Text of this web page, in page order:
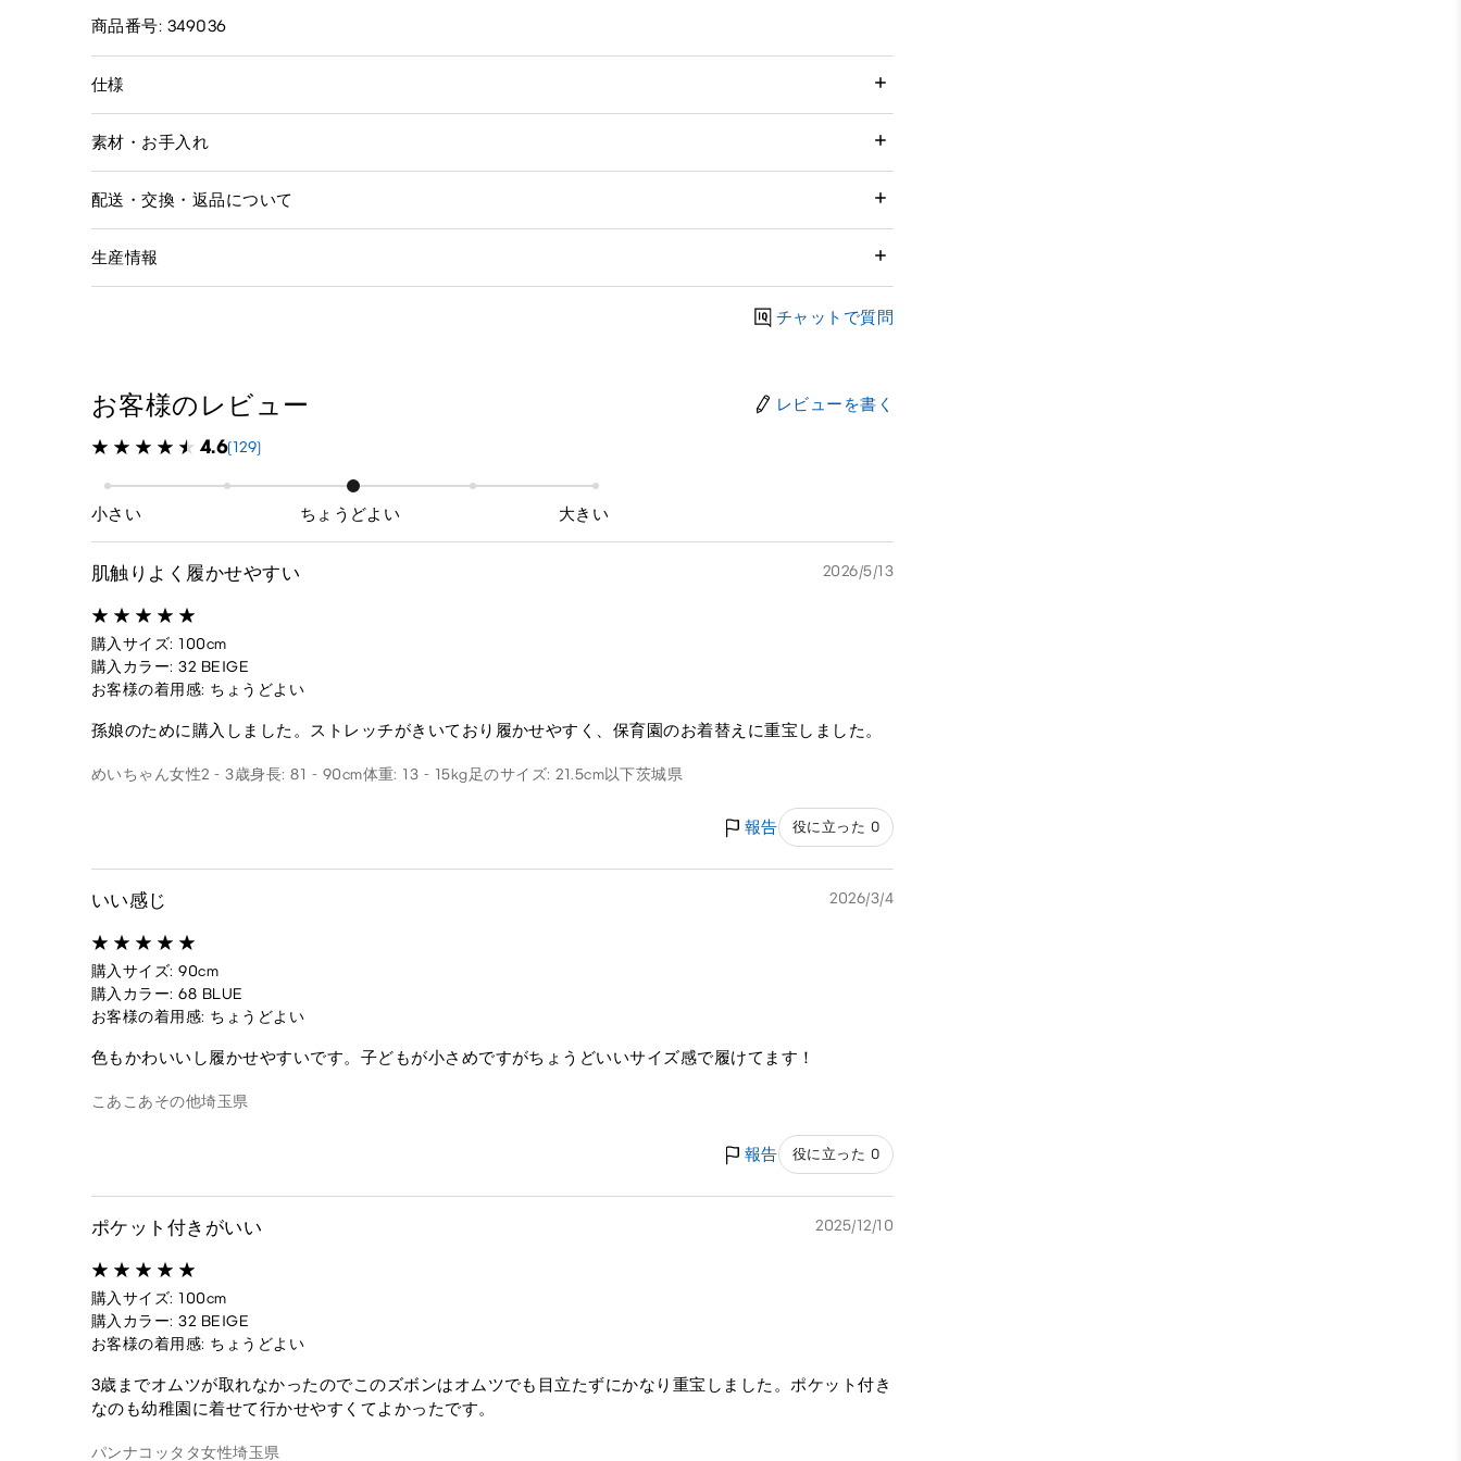
商品番号: 349036
仕様
素材・お手入れ
配送・交換・返品について
生産情報
チャットで質問
お客様のレビュー レビューを書く
4.6(129)
小さい ちょうどよい 大きい
肌触りよく履かせやすい 2026/5/13
購入サイズ: 100cm
購入カラー: 32 BEIGE
お客様の着用感: ちょうどよい
孫娘のために購入しました。ストレッチがきいており履かせやすく、保育園のお着替えに重宝しました。
めいちゃん女性2 - 3歳身長: 81 - 90cm体重: 13 - 15kg足のサイズ: 21.5cm以下茨城県
報告 役に立った 0
いい感じ 2026/3/4
購入サイズ: 90cm
購入カラー: 68 BLUE
お客様の着用感: ちょうどよい
色もかわいいし履かせやすいです。子どもが小さめですがちょうどいいサイズ感で履けてます！
こあこあその他埼玉県
報告 役に立った 0
ポケット付きがいい 2025/12/10
購入サイズ: 100cm
購入カラー: 32 BEIGE
お客様の着用感: ちょうどよい
3歳までオムツが取れなかったのでこのズボンはオムツでも目立たずにかなり重宝しました。ポケット付き
なのも幼稚園に着せて行かせやすくてよかったです。
パンナコッタタ女性埼玉県